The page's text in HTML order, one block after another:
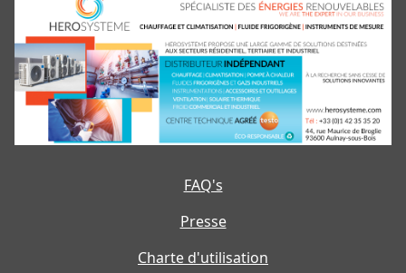
FAQ's
Presse
Charte d'utilisation